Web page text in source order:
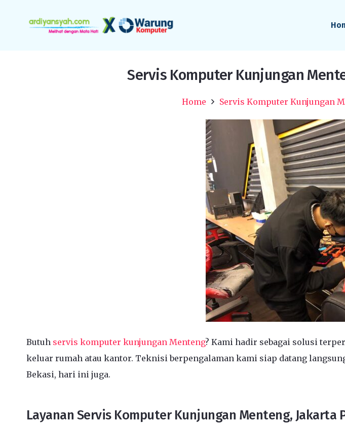
Servis Komputer Kunjungan
Home Servis Komputer Kunjungan
Butuh servis komputer kunjungan Menteng? Kami hadir sebagai solusi
keluar rumah atau kantor. Teknisi berpengalaman kami siap datang
Bekasi, hari ini juga.
Layanan Servis Komputer Kunjungan Menteng, Jakarta